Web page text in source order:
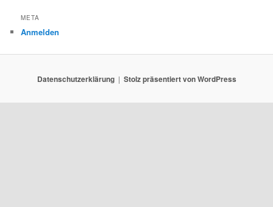
META
Anmelden
Datenschutzerklärung Stolz präsentiert von WordPress